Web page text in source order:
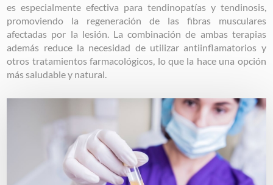
es especialmente efectiva para tendinopatías y tendinosis,
promoviendo la regeneración de las fibras musculares
afectadas por la lesión. La combinación de ambas terapias
además reduce la necesidad de utilizar antiinflamatorios y
otros tratamientos farmacológicos, lo que la hace una opción
más saludable y natural.